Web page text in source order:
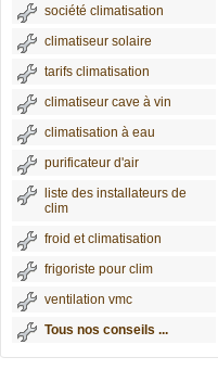
société climatisation
climatiseur solaire
tarifs climatisation
climatiseur cave à vin
climatisation à eau
purificateur d'air
liste des installateurs de
clim
froid et climatisation
frigoriste pour clim
ventilation vmc
Tous nos conseils ...